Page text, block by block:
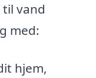
vand
med:
hjem,